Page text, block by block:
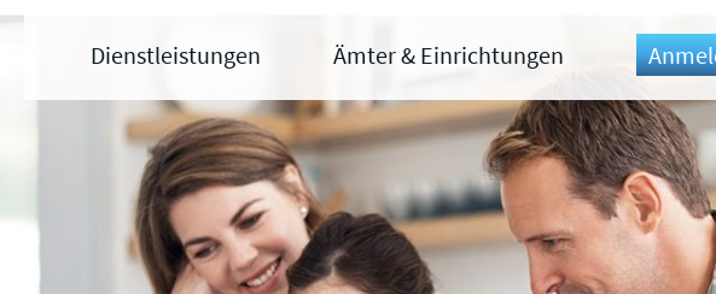
Dienstleistungen Ämter & Einrichtungen